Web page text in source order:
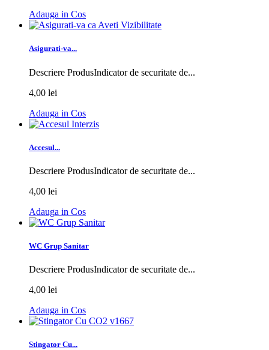
Adauga in Cos
Asigurati-va...
Descriere ProdusIndicator de securitate de...
4,00 lei
Adauga in Cos
Accesul...
Descriere ProdusIndicator de securitate de...
4,00 lei
Adauga in Cos
WC Grup Sanitar
Descriere ProdusIndicator de securitate de...
4,00 lei
Adauga in Cos
Stingator Cu...